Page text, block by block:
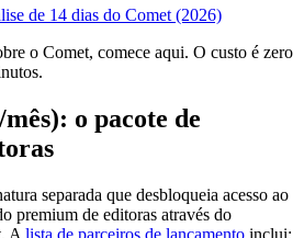
de 14 dias do Comet (2026)
o Comet, comece aqui. O custo é zero
o pacote de
separada que desbloqueia acesso ao
premium de editoras através do
A lista de parceiros de lançamento inclui: